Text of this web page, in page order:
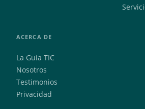
ACERCA DE
La Guía TIC
Nosotros
Testimonios
Privacidad